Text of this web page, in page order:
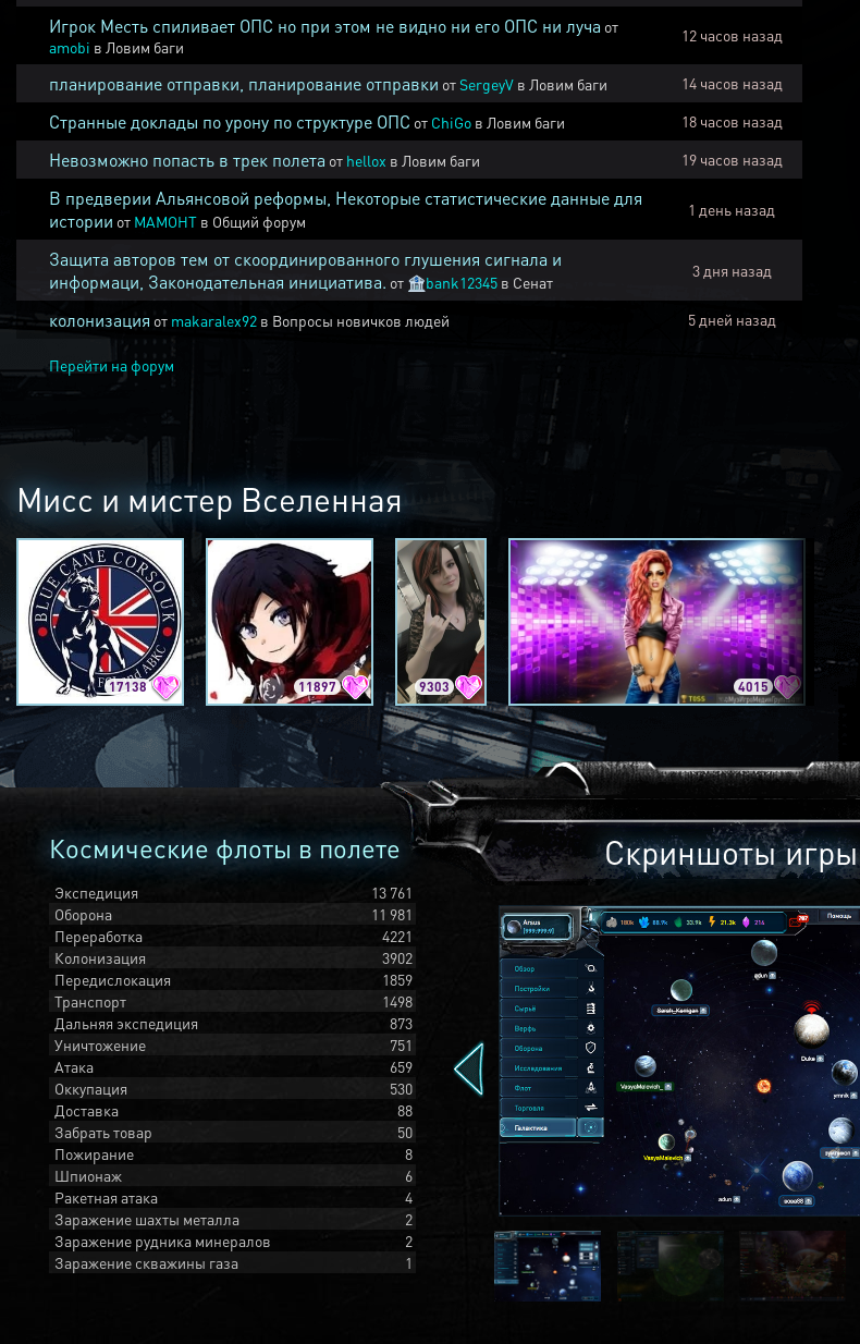
Игрок Месть спиливает ОПС но при этом не видно ни его ОПС ни луча от
amobi в Ловим баги
12 часов назад
планирование отправки, планирование отправки отSergeyV в Ловим баги 14 часов назад
Странные доклады по урону по структуре ОПС от ChiGo в Ловим баги 18 часов назад
Невозможно попасть в трек полета от hellox в Ловим баги 19 часов назад
В предверии Альянсовой реформы, Некоторые статистические данные для
истории от MAMOHT в Общий форум
1 день назад
Защита авторов тем от скоординированного глушения сигнала и
информаци, Законодательная инициатива. от 🏦bank12345 в Сенат
3 дня назад
колонизация от makaralex92 в Вопросы новичков людей 5 дней назад
Перейти на форум
Мисс и мистер Вселенная
17138 11897 9303 4015
Космические флоты в полете
Экспедиция
13 761
Оборона
11 981
Переработка
4221
Колонизация
3902
Передислокация
1859
Транспорт
1498
Дальняя экспедиция
873
Уничтожение
751
Атака
659
Оккупация
530
Доставка
88
Забрать товар
50
Пожирание
8
Шпионаж
6
Ракетная атака
4
Заражение шахты металла
2
Заражение рудника минералов
2
Заражение скважины газа
1
Скриншоты игры